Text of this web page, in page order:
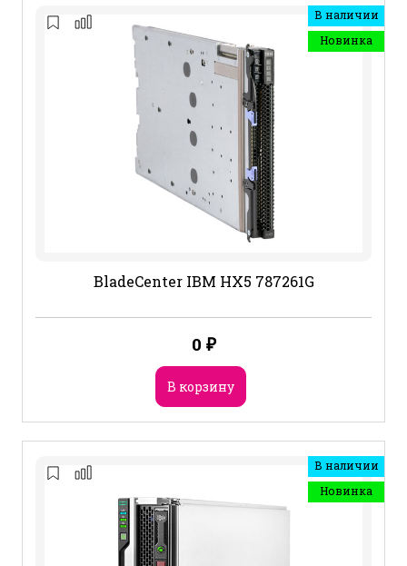
В наличии
Новинка
BladeCenter IBM HX5 787261G
0 ₽
В корзину
В наличии
Новинка